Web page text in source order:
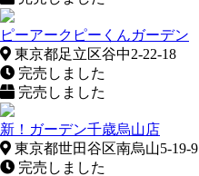
ピーアークピーくんガーデン
東京都足立区谷中2-22-18
完売しました
完売しました
新！ガーデン千歳烏山店
東京都世田谷区南烏山5-19-9
完売しました